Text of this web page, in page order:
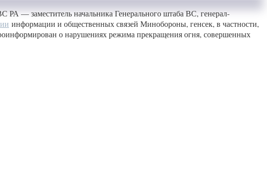
РА — заместитель начальника Генерального штаба ВС, генерал-
информации и общественных связей Минобороны, генсек, в частности,
о нарушениях режима прекращения огня, совершенных